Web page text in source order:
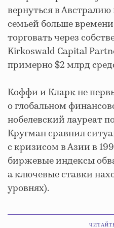
вернуться в
семьей больше
торговать через
Kirkoswald Capital
примерно $2 млрд
Коффи и Кларк не
о глобальном
нобелевский лауреат
Кругман сравнил
с кризисом в Азии в
биржевые индексы
а ключевые ставки
уровнях).